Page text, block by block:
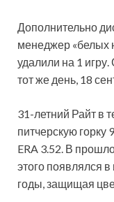
Дополнительно
менеджер «белых
удалили на 1
тот же день, 18
31-летний Райт в
питчерскую горку
ERA 3.52. В
этого появлялся
годы, защищая